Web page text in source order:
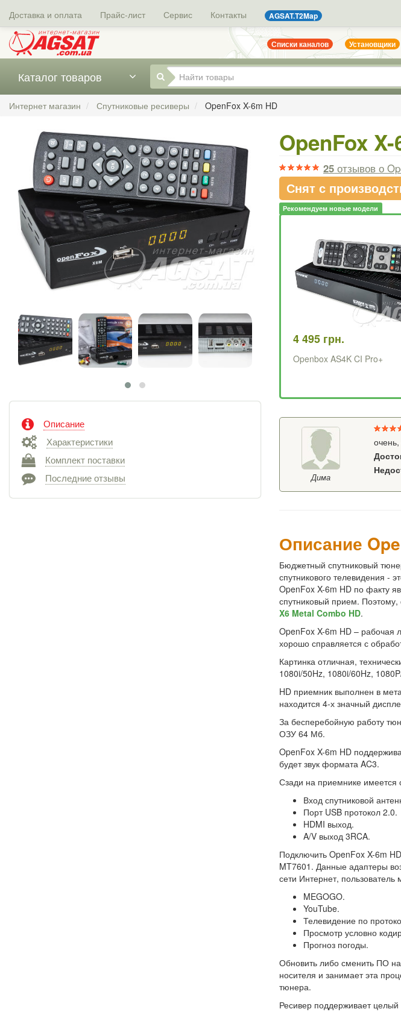
Доставка и оплата Прайс-лист Сервис Контакты AGSAT.T2Map
Списки каналов Установщики
Каталог товаров
Интернет магазин Спутниковые ресиверы OpenFox X-6m HD
Описание
Характеристики
Комплект поставки
Последние отзывы
OpenFox
25 отзывово
Снят с
Рекомендуем новые модели
4 495 грн.
Openbox AS4K CI Pro+
Дима
Описание
Бюджетный спутниковый
спутникового телевидения -
OpenFox X-6m HD по факту
спутниковый прием. Поэтому,
X6 Metal Combo HD.
OpenFox X-6m HD – рабочая
хорошо справляется с
Картинка отличная,
1080i/50Hz, 1080i/60Hz,
HD приемник выполнен в
находится 4-х значный
За бесперебойную работу
ОЗУ 64 Мб.
OpenFox X-6m HD
будет звук формата AC3.
Сзади на приемнике
Вход спутниковой
Порт USB протокол 2.0.
HDMI выход.
A/V выход 3RCA.
Подключить OpenFox X-6m
MT7601. Данные адаптеры
сети Интернет, пользователь
MEGOGO.
YouTube.
Телевидение по
Просмотр условно
Прогноз погоды.
Обновить либо сменить ПО
носителя и занимает эта
тюнера.
Ресивер поддерживает